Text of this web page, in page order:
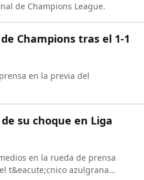
de Champions League.
Champions tras el 1-1
en la previa del
su choque en Liga
en la rueda de prensa
t&eacute;cnico azulgrana